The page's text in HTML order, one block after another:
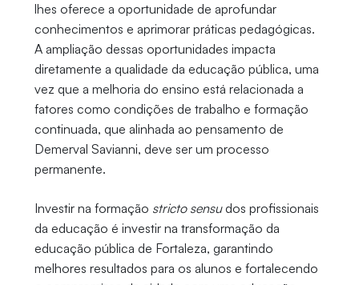
lhes oferece a oportunidade de aprofundar
conhecimentos e aprimorar práticas pedagógicas.
A ampliação dessas oportunidades impacta
diretamente a qualidade da educação pública, uma
vez que a melhoria do ensino está relacionada a
fatores como condições de trabalho e formação
continuada, que alinhada ao pensamento de
Demerval Savianni, deve ser um processo
permanente.
Investir na formação stricto sensudos profissionais
da educação é investir na transformação da
educação pública de Fortaleza, garantindo
melhores resultados para os alunos e fortalecendo